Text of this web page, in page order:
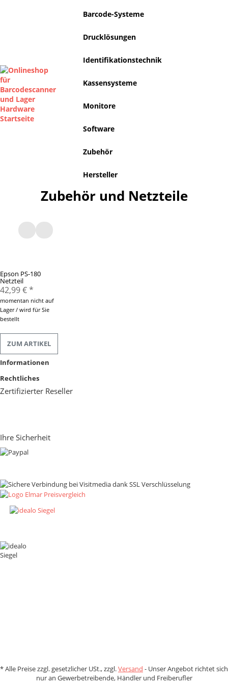
Barcode-Systeme
Drucklösungen
Identifikationstechnik
Kassensysteme
Monitore
Software
Zubehör
Hersteller
Zubehör und Netzteile
Epson PS-180
Netzteil
42,99 €*
momentan nicht auf
Lager / wird für Sie
bestellt
ZUM ARTIKEL
Informationen
Rechtliches
Zertifizierter Reseller
Ihre Sicherheit
*Alle Preise zzgl. gesetzlicher USt., zzgl.Versand - Unser Angebot richtet sich
nur an Gewerbetreibende, Händler und Freiberufler